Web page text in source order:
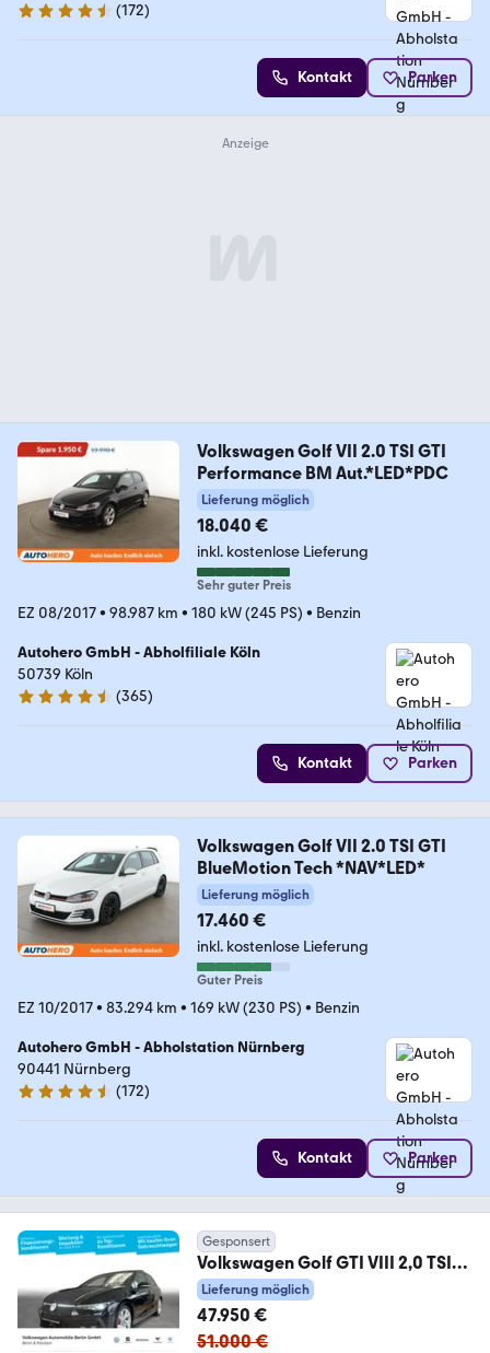
4.5 Sterne
(172)
Kontakt Parken
Volkswagen Golf VII 2.0 TSI GTI
Performance BM Aut.*LED*PDC
Lieferung möglich
18.040 €
inkl. kostenlose Lieferung
Sehr guter Preis
EZ 08/2017• 98.987 km • 180 kW (245 PS) • Benzin
Autohero GmbH - Abholfiliale Köln
50739 Köln
4.6 Sterne
(365)
Kontakt Parken
Volkswagen Golf VII 2.0 TSI GTI
BlueMotion Tech *NAV*LED*
Lieferung möglich
17.460 €
inkl. kostenlose Lieferung
Guter Preis
EZ 10/2017• 83.294 km • 169 kW (230 PS) • Benzin
Autohero GmbH - Abholstation Nürnberg
90441 Nürnberg
4.5 Sterne
(172)
Kontakt Parken
Gesponsert
Volkswagen Golf GTI VIII 2,0 TSI
DSG Navi P-Dach Kamera SHZ
Lieferung möglich
47.950 €
51.000 €